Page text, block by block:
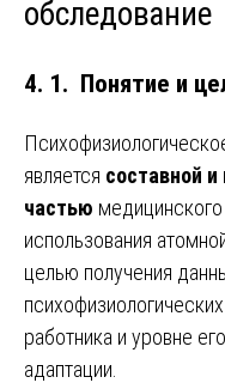
обследование
4. 1. Понятие и
является составной
частью
использования
целью получения
работника и уровне
адаптации.